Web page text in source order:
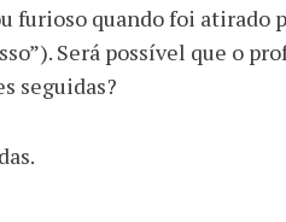
furioso quando foi atirado
Será possível que o
seguidas?